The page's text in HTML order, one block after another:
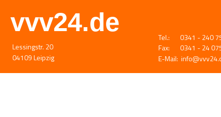
Lessingstr. 20
04109 Leipzig
Tel.:       0341 - 240
Fax:       0341 - 24
E-Mail:
vvv24.de